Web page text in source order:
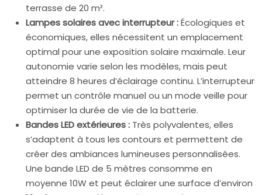
terrasse de 20 m².
Lampes solaires avec interrupteur :Écologiques et
économiques, elles nécessitent un emplacement
optimal pour une exposition solaire maximale. Leur
autonomie varie selon les modèles, mais peut
atteindre 8 heures d’éclairage continu. L’interrupteur
permet un contrôle manuel ou un mode veille pour
optimiser la durée de vie de la batterie.
Bandes LED extérieures : Très polyvalentes, elles
s’adaptent à tous les contours et permettent de
créer des ambiances lumineuses personnalisées.
Une bande LED de 5 mètres consomme en
moyenne 10W et peut éclairer une surface d’environ